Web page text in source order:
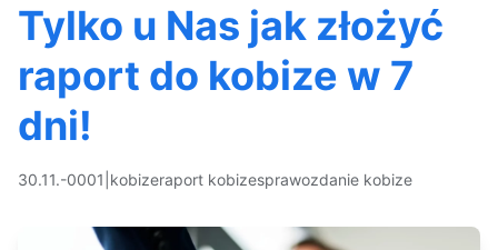
Tylko u Nas jak złożyć
raport do kobize w 7
dni!
30.11.-0001 kobizeraport kobizesprawozdanie kobize